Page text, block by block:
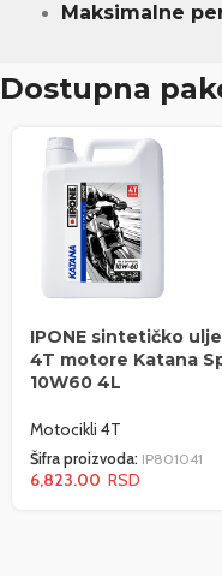
Maksimalne
Dostupna
IPONE sintetičko
4T motore Katana
10W60 4L
Motocikli 4T
Šifra proizvoda: IP801041
6,823.00